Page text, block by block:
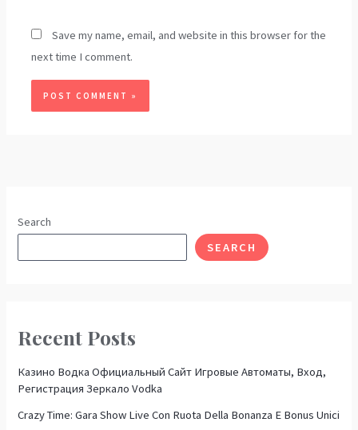
Search
SEARCH
Recent Posts
Казино Водка Официальный Сайт Игровые Автоматы, Вход,
Регистрация Зеркало Vodka
Crazy Time: Gara Show Live Con Ruota Della Bonanza E Bonus Unici
Save my name, email, and website in this browser for the
next time I comment.